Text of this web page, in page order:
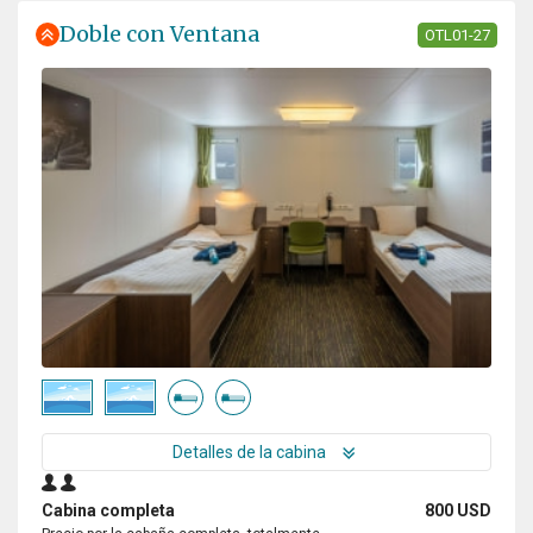
Doble con Ventana OTL01-27
Detalles de la cabina
Cabina completa 800 USD